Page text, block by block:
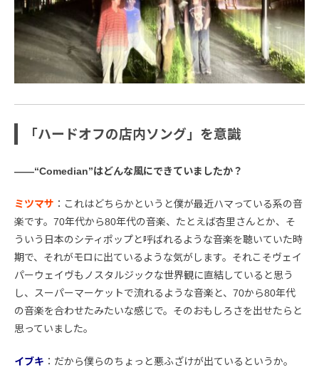
「ハードオフの店内ソング」を意識
――“Comedian”はどんな風にできていましたか？
ミツマサ ：これはどちらかというと僕が最近ハマっている系の音
楽です。70年代から80年代の音楽、たとえば杏里さんとか、そ
ういう日本のシティポップと呼ばれるような音楽を聴いていた時
期で、それがモロに出ているような気がします。それこそヴェイ
パーウェイヴもノスタルジックな世界観に直結していると思う
し、スーパーマーケットで流れるような音楽と、70から80年代
の音楽を合わせたみたいな感じで。そのおもしろさを出せたらと
思っていました。
イブキ ：だから僕らのちょっと悪ふざけが出ているというか。